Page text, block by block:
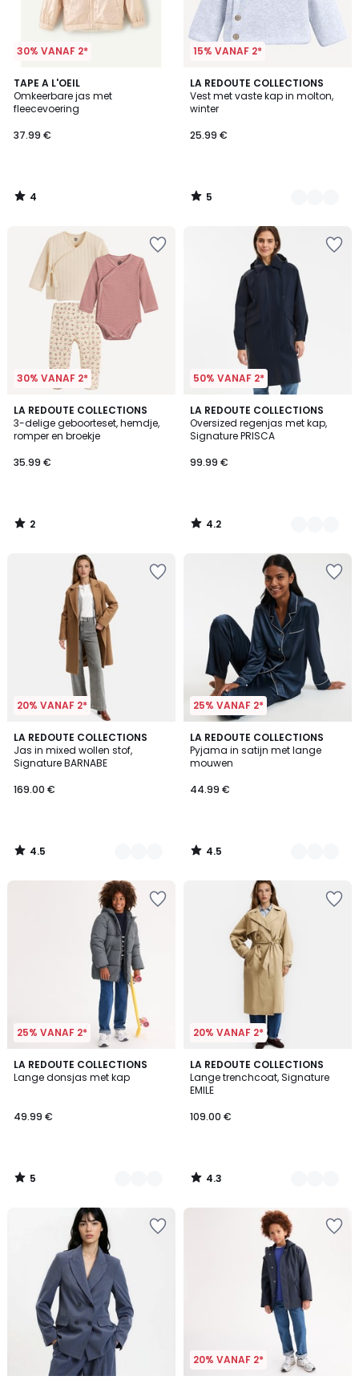
30% VANAF 2*
TAPE A L'OEIL
Omkeerbare jas met
fleecevoering
37.99 €
4
/
5
4
/
15% VANAF 2*
LA REDOUTE COLLECTIONS
Vest met vaste kap in molton,
winter
25.99 €
5
/
5
2
Kleuren
5
/
30% VANAF 2*
LA REDOUTE COLLECTIONS
3-delige geboorteset, hemdje,
romper en broekje
35.99 €
2
/
5
2
/
50% VANAF 2*
LA REDOUTE COLLECTIONS
Oversized regenjas met kap,
Signature PRISCA
99.99 €
4.2
/ 5
3
Kleuren
4.2
/
20% VANAF 2*
LA REDOUTE COLLECTIONS
Jas in mixed wollen stof,
Signature BARNABE
169.00 €
4.5
/ 5
4
Kleuren
4.5
/
25% VANAF 2*
LA REDOUTE COLLECTIONS
Pyjama in satijn met lange
mouwen
44.99 €
4.5
/ 5
2
Kleuren
4.5
/
25% VANAF 2*
LA REDOUTE COLLECTIONS
Lange donsjas met kap
49.99 €
5
/
2
Kleuren
5
/
20% VANAF 2*
LA REDOUTE COLLECTIONS
Lange trenchcoat, Signature
EMILE
109.00 €
4.3
/ 5
3
Kleuren
4.3
/
20% VANAF 2*